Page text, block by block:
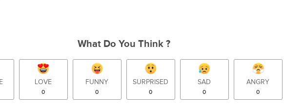
What Do You Think ?
LOVE
0
FUNNY
0
SURPRISED
0
SAD
0
ANGRY
0